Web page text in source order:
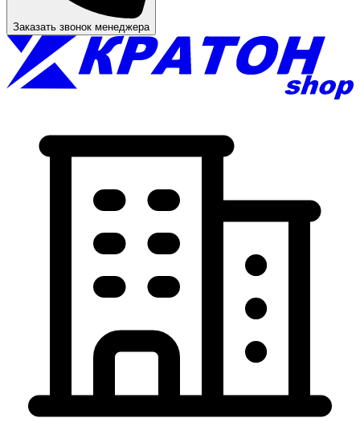
Заказать звонок менеджера